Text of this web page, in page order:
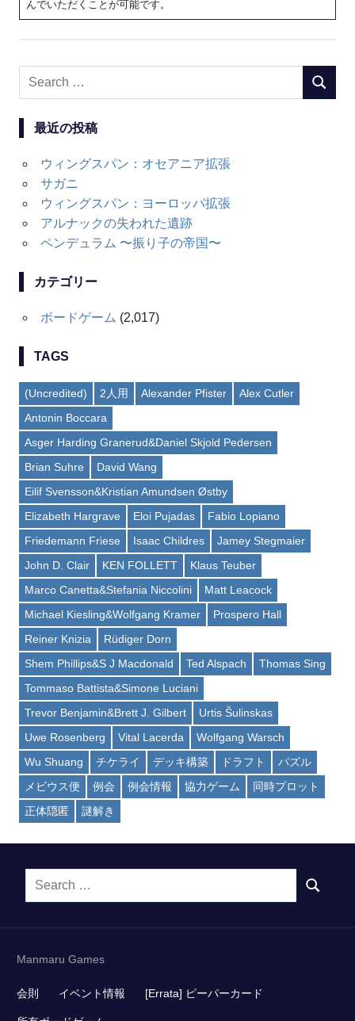
んでいただくことが可能です。
Search
最近の投稿
ウィングスパン：オセアニア拡張
サガニ
ウィングスパン：ヨーロッパ拡張
アルナックの失われた遺跡
ペンデュラム 〜振り子の帝国〜
カテゴリー
ボードゲーム (2,017)
TAGS
(Uncredited) 2人用 Alexander Pfister
Alex Cutler
Antonin Boccara
Asger Harding Granerud&Daniel Skjold Pedersen
Brian Suhre
David Wang
Eilif Svensson&Kristian Amundsen Østby
Elizabeth Hargrave
Eloi Pujadas
Fabio Lopiano
Friedemann Friese
Isaac Childres
Jamey Stegmaier
John D. Clair
KEN FOLLETT
Klaus Teuber
Marco Canetta&Stefania Niccolini
Matt Leacock
Michael Kiesling&Wolfgang Kramer
Prospero Hall
Reiner Knizia
Rüdiger Dorn
Shem Phillips&S J Macdonald
Ted Alspach
Thomas Sing
Tommaso Battista&Simone Luciani
Trevor Benjamin&Brett J. Gilbert
Urtis Šulinskas
Uwe Rosenberg
Vital Lacerda
Wolfgang Warsch
Wu Shuang
チケライ デッキ構築 ドラフト
パズル
メビウス便
例会 例会情報 協力ゲーム
同時プロット
正体隠匿
謎解き
Search
SEARCH
Manmaru Games
会則 イベント情報 [Errata] ピーパーカード